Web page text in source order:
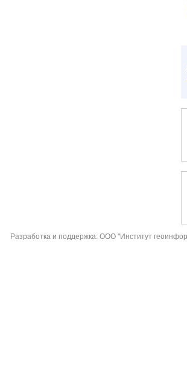
Разработка и поддержка: ООО "Институт